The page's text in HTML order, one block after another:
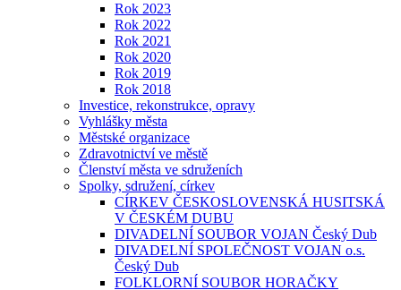
Rok 2023
Rok 2022
Rok 2021
Rok 2020
Rok 2019
Rok 2018
Investice, rekonstrukce, opravy
Vyhlášky města
Městské organizace
Zdravotnictví ve městě
Členství města ve sdruženích
Spolky, sdružení, církev
CÍRKEV ČESKOSLOVENSKÁ HUSITSKÁ
V ČESKÉM DUBU
DIVADELNÍ SOUBOR VOJAN Český Dub
DIVADELNÍ SPOLEČNOST VOJAN o.s.
Český Dub
FOLKLORNÍ SOUBOR HORAČKY